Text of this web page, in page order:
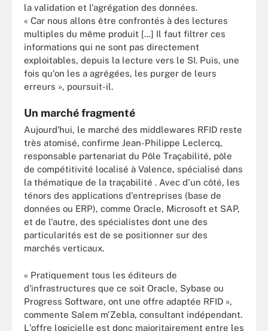
la validation et l'agrégation des données.
« Car nous allons être confrontés à des lectures
multiples du même produit [...] Il faut filtrer ces
informations qui ne sont pas directement
exploitables, depuis la lecture vers le SI. Puis, une
fois qu'on les a agrégées, les purger de leurs
erreurs », poursuit-il.
Un marché fragmenté
Aujourd'hui, le marché des middlewares RFID reste
très atomisé, confirme Jean-Philippe Leclercq,
responsable partenariat du Pôle Traçabilité, pôle
de compétitivité localisé à Valence, spécialisé dans
la thématique de la traçabilité . Avec d'un côté, les
ténors des applications d'entreprises (base de
données ou ERP), comme Oracle, Microsoft et SAP,
et de l'autre, des spécialistes dont une des
particularités est de se positionner sur des
marchés verticaux.
« Pratiquement tous les éditeurs de
d'infrastructures que ce soit Oracle, Sybase ou
Progress Software, ont une offre adaptée RFID »,
commente Salem m'Zebla, consultant indépendant.
L'offre logicielle est donc majoritairement entre les